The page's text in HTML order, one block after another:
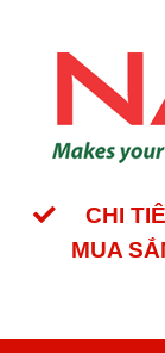
CHI
MUA